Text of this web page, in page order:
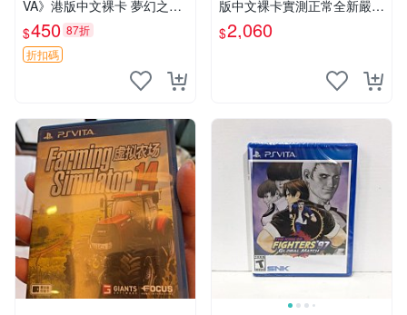
VA》港版中文裸卡 夢幻之星
游戲 PSV 遊戲卡帶
$450 87折
折扣碼
版中文裸卡實測正常全新嚴選
2張起優惠 閃亂神樂 PSV 港
版
$2,060